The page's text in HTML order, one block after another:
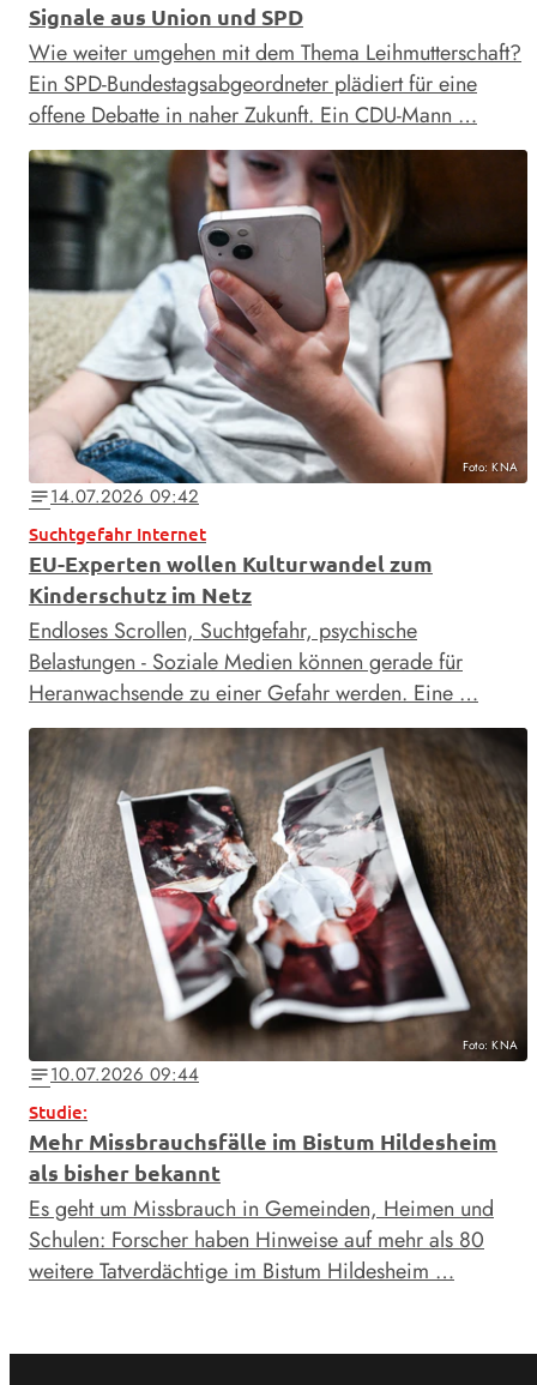
Signale aus Union und SPD
Wie weiter umgehen mit dem Thema Leihmutterschaft?
Ein SPD-Bundestagsabgeordneter plädiert für eine
offene Debatte in naher Zukunft. Ein CDU-Mann …
Foto: KNA
notes14.07.2026 09:42
Suchtgefahr Internet
EU-Experten wollen Kulturwandel zum
Kinderschutz im Netz
Endloses Scrollen, Suchtgefahr, psychische
Belastungen - Soziale Medien können gerade für
Heranwachsende zu einer Gefahr werden. Eine …
Foto: KNA
notes10.07.2026 09:44
Studie:
Mehr Missbrauchsfälle im Bistum Hildesheim
als bisher bekannt
Es geht um Missbrauch in Gemeinden, Heimen und
Schulen: Forscher haben Hinweise auf mehr als 80
weitere Tatverdächtige im Bistum Hildesheim …